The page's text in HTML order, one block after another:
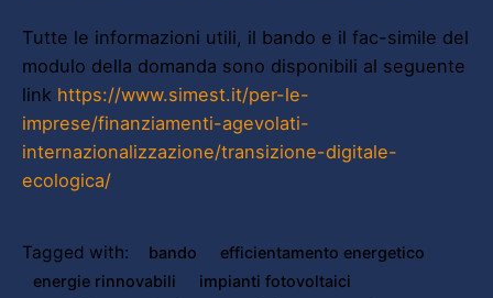
Tutte le informazioni utili, il bando e il fac-simile del
modulo della domanda sono disponibili al seguente
link https://www.simest.it/per-le-
imprese/finanziamenti-agevolati-
internazionalizzazione/transizione-digitale-
ecologica/
Tagged with: bando
efficientamento energetico
energie rinnovabili
impianti fotovoltaici